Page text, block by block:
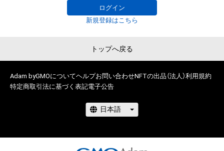
ログイン
新規登録はこちら
トップへ戻る
Adam byGMOについてヘルプお問い合わせNFTの出品（法人）利用規約
特定商取引法に基づく表記電子公告